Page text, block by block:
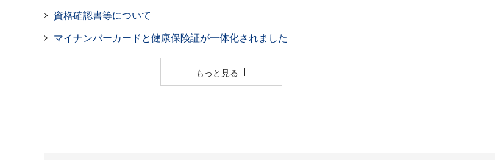
資格確認書等について
マイナンバーカードと健康保険証が一体化されました
もっと見る